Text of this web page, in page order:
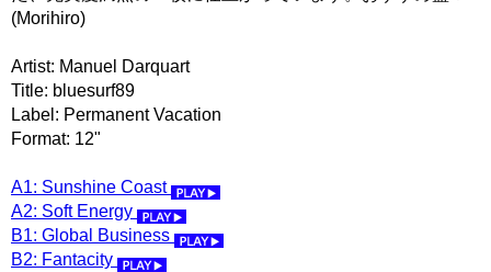
(Morihiro)
Artist: Manuel Darquart
Title: bluesurf89
Label: Permanent Vacation
Format: 12"
A1: Sunshine Coast
A2: Soft Energy
B1: Global Business
B2: Fantacity